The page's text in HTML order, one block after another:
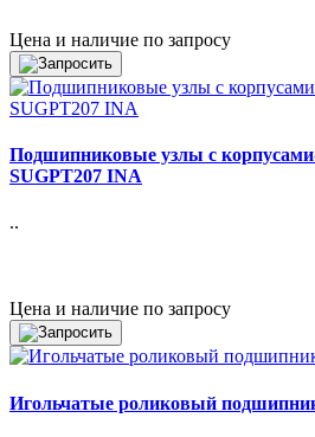
Цена и наличие по запросу
Подшипниковые узлы с
SUGPT207 INA
..
Цена и наличие по запросу
Игольчатые роликовый